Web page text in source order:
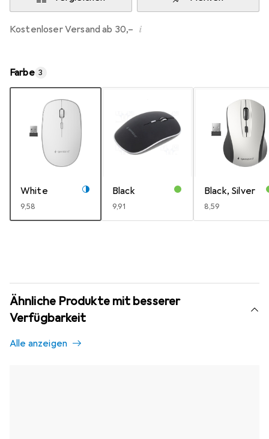
Kostenloser Versand ab 30,– i
Farbe 3
White
EUR
9,58
Black
EUR
9,91
Black, Silver
EUR
8,59
Ähnliche Produkte mit besserer
Verfügbarkeit
Alle anzeigen